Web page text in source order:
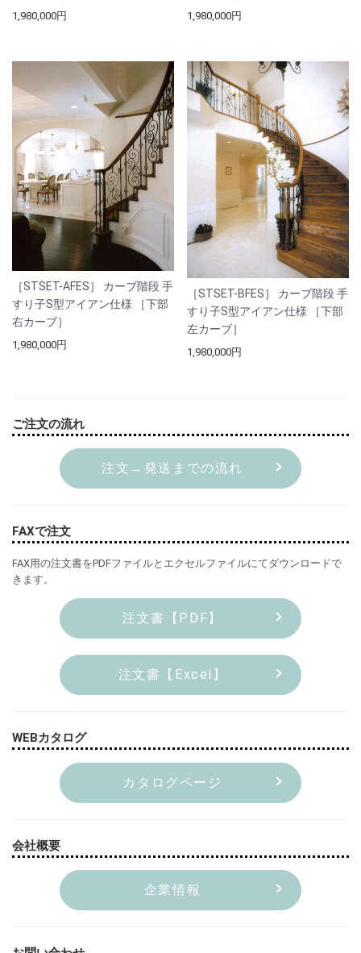
1,980,000円 1,980,000円
［STSET-AFES］ カーブ階段 手
すり子S型アイアン仕様 ［下部
右カーブ］
1,980,000円
［STSET-BFES］ カーブ階段 手
すり子S型アイアン仕様 ［下部
左カーブ］
1,980,000円
ご注文の流れ
注文→発送までの流れ
FAXで注文
FAX用の注文書をPDFファイルとエクセルファイルにてダウンロードで
きます。
注文書【PDF】
注文書【Excel】
WEBカタログ
カタログページ
会社概要
企業情報